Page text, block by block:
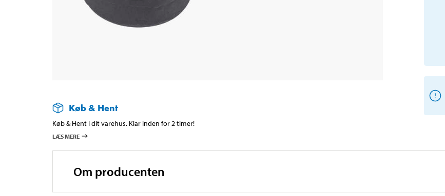
Køb & Hent
Køb & Hent i dit varehus. Klar inden for 2 timer!
LÆS MERE
Om producenten